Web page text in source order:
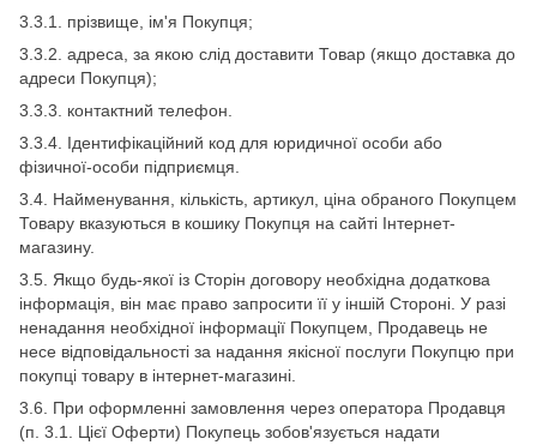
3.3.1. прізвище, ім'я Покупця;
3.3.2. адреса, за якою слід доставити Товар (якщо доставка до
адреси Покупця);
3.3.3. контактний телефон.
3.3.4. Ідентифікаційний код для юридичної особи або
фізичної-особи підприємця.
3.4. Найменування, кількість, артикул, ціна обраного Покупцем
Товару вказуються в кошику Покупця на сайті Інтернет-
магазину.
3.5. Якщо будь-якої із Сторін договору необхідна додаткова
інформація, він має право запросити її у іншій Стороні. У разі
ненадання необхідної інформації Покупцем, Продавець не
несе відповідальності за надання якісної послуги Покупцю при
покупці товару в інтернет-магазині.
3.6. При оформленні замовлення через оператора Продавця
(п. 3.1. Цієї Оферти) Покупець зобов'язується надати